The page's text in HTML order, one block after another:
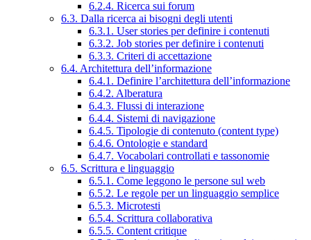
6.2.4. Ricerca sui forum
6.3. Dalla ricerca ai bisogni degli utenti
6.3.1. User stories per definire i contenuti
6.3.2. Job stories per definire i contenuti
6.3.3. Criteri di accettazione
6.4. Architettura dell’informazione
6.4.1. Definire l’architettura dell’informazione
6.4.2. Alberatura
6.4.3. Flussi di interazione
6.4.4. Sistemi di navigazione
6.4.5. Tipologie di contenuto (content type)
6.4.6. Ontologie e standard
6.4.7. Vocabolari controllati e tassonomie
6.5. Scrittura e linguaggio
6.5.1. Come leggono le persone sul web
6.5.2. Le regole per un linguaggio semplice
6.5.3. Microtesti
6.5.4. Scrittura collaborativa
6.5.5. Content critique